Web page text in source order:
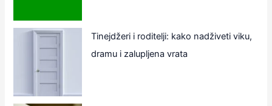
Tinejdžeri i roditelji: kako nadživeti viku,
dramu i zalupljena vrata